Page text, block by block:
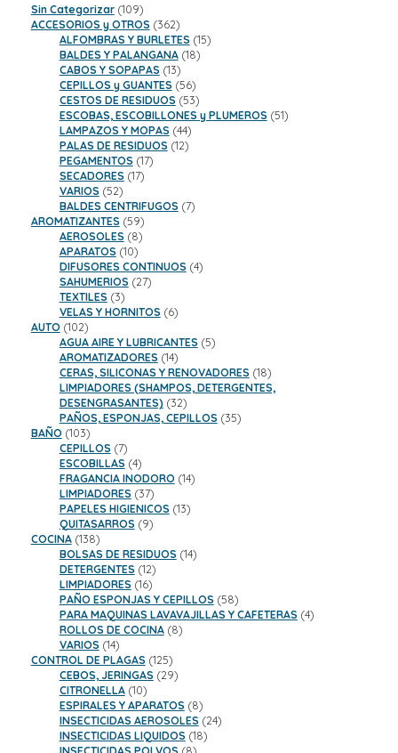
Sin Categorizar 109109
productos
ACCESORIOS y OTROS 362362
productos
ALFOMBRAS Y BURLETES 1515
BALDES Y PALANGANA 1818
CABOS Y SOPAPAS 1313
productos
CEPILLOS y GUANTES 5656
productos
CESTOS DE RESIDUOS 5353
productos
ESCOBAS, ESCOBILLONES y PLUMEROS 5151
LAMPAZOS Y MOPAS 4444
productos
PALAS DE RESIDUOS 1212
PEGAMENTOS 1717
SECADORES 1717
VARIOS 5252
productos
BALDES CENTRIFUGOS 77
AROMATIZANTES 5959
productos
AEROSOLES 88
productos
APARATOS 1010
productos
DIFUSORES CONTINUOS 44
SAHUMERIOS 2727
TEXTILES 33
productos
VELAS Y HORNITOS 66
AUTO 102102
productos
AGUA AIRE Y LUBRICANTES 55
AROMATIZADORES 1414
productos
CERAS, SILICONAS Y RENOVADORES 1818
productos
LIMPIADORES (SHAMPOS, DETERGENTES,
DESENGRASANTES) 3232
productos
PAÑOS, ESPONJAS, CEPILLOS 3535
BAÑO 103103
productos
CEPILLOS 77
productos
ESCOBILLAS 44
productos
FRAGANCIA INODORO 1414
LIMPIADORES 3737
productos
PAPELES HIGIENICOS 1313
QUITASARROS 99
COCINA 138138
productos
BOLSAS DE RESIDUOS 1414
DETERGENTES 1212
productos
LIMPIADORES 1616
productos
PAÑO ESPONJAS Y CEPILLOS 5858
productos
PARA MAQUINAS LAVAVAJILLAS Y CAFETERAS 44
ROLLOS DE COCINA 88
VARIOS 1414
productos
CONTROL DE PLAGAS 125125
productos
CEBOS, JERINGAS 2929
CITRONELLA 1010
productos
ESPIRALES Y APARATOS 88
productos
INSECTICIDAS AEROSOLES 2424
INSECTICIDAS LIQUIDOS 1818
8